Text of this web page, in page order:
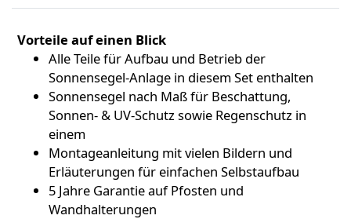
Vorteile auf einen Blick
Alle Teile für Aufbau und Betrieb der
Sonnensegel-Anlage in diesem Set enthalten
Sonnensegel nach Maß für Beschattung,
Sonnen- & UV-Schutz sowie Regenschutz in
einem
Montageanleitung mit vielen Bildern und
Erläuterungen für einfachen Selbstaufbau
5 Jahre Garantie auf Pfosten und
Wandhalterungen